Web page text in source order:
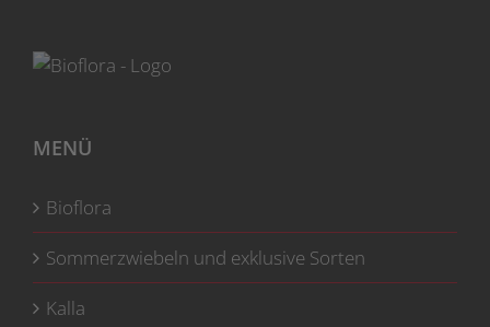
MENÜ
Bioflora
Sommerzwiebeln und exklusive Sorten
Kalla